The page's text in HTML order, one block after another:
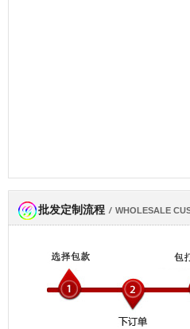
网商会会员
批发定制流程 / WHOLESALE